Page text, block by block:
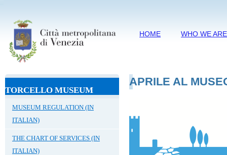
HOME WHO WE ARE
TORCELLO MUSEUM
MUSEUM REGULATION (IN
ITALIAN)
THE CHART OF SERVICES (IN
ITALIAN)
APRILE AL